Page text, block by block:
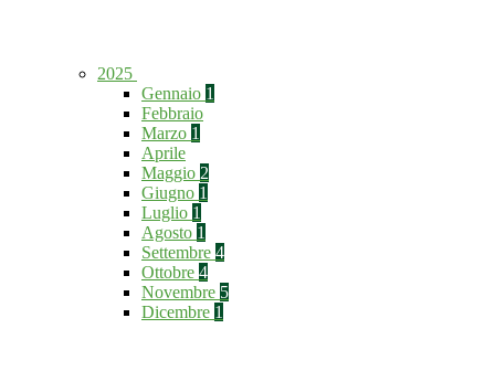
2025
Gennaio 1
Febbraio
Marzo 1
Aprile
Maggio 2
Giugno 1
Luglio 1
Agosto 1
Settembre 4
Ottobre 4
Novembre 5
Dicembre 1